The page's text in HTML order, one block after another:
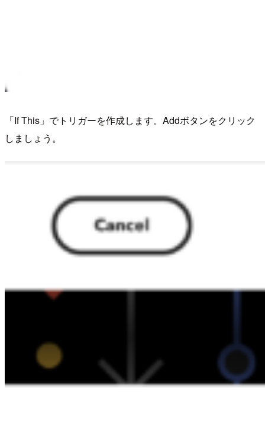
「If This」でトリガーを作成します。Addボタンをクリック
しましょう。